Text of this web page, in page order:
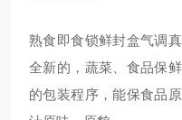
熟食即食锁鲜封盒气调
全新的，蔬菜、食品保
的包装程序，能保食品